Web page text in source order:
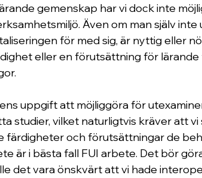
gemenskap har vi dock inte
Även om man själv
för med sig, är nyttig eller
eller en förutsättning för lärande
uppgift att möjliggöra för
studier, vilket naturligtvis kräver att
färdigheter och förutsättningar de
är i bästa fall FUI arbete. Det bör
det vara önskvärt att vi hade